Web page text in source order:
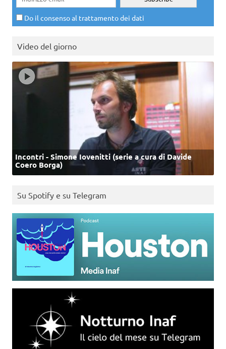
Do il consenso al trattamento dei dati
Video del giorno
Incontri - Simone Iovenitti (serie a cura di Davide
Coero Borga)
Su Spotify e su Telegram